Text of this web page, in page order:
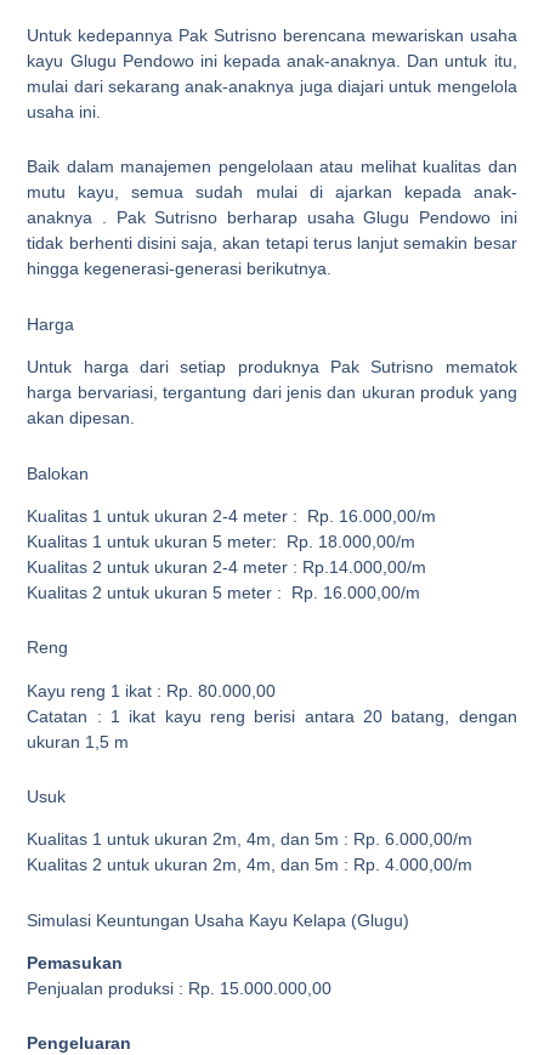
Untuk kedepannya Pak Sutrisno berencana mewariskan usaha
kayu Glugu Pendowo ini kepada anak-anaknya. Dan untuk itu,
mulai dari sekarang anak-anaknya juga diajari untuk mengelola
usaha ini.
Baik dalam manajemen pengelolaan atau melihat kualitas dan
mutu kayu, semua sudah mulai di ajarkan kepada anak-
anaknya . Pak Sutrisno berharap usaha Glugu Pendowo ini
tidak berhenti disini saja, akan tetapi terus lanjut semakin besar
hingga kegenerasi-generasi berikutnya.
Harga
Untuk harga dari setiap produknya Pak Sutrisno mematok
harga bervariasi, tergantung dari jenis dan ukuran produk yang
akan dipesan.
Balokan
Kualitas 1 untuk ukuran 2-4 meter : Rp. 16.000,00/m
Kualitas 1 untuk ukuran 5 meter: Rp. 18.000,00/m
Kualitas 2 untuk ukuran 2-4 meter : Rp.14.000,00/m
Kualitas 2 untuk ukuran 5 meter : Rp. 16.000,00/m
Reng
Kayu reng 1 ikat : Rp. 80.000,00
Catatan : 1 ikat kayu reng berisi antara 20 batang, dengan
ukuran 1,5 m
Usuk
Kualitas 1 untuk ukuran 2m, 4m, dan 5m : Rp. 6.000,00/m
Kualitas 2 untuk ukuran 2m, 4m, dan 5m : Rp. 4.000,00/m
Simulasi Keuntungan Usaha Kayu Kelapa (Glugu)
Pemasukan
Penjualan produksi : Rp. 15.000.000,00
Pengeluaran